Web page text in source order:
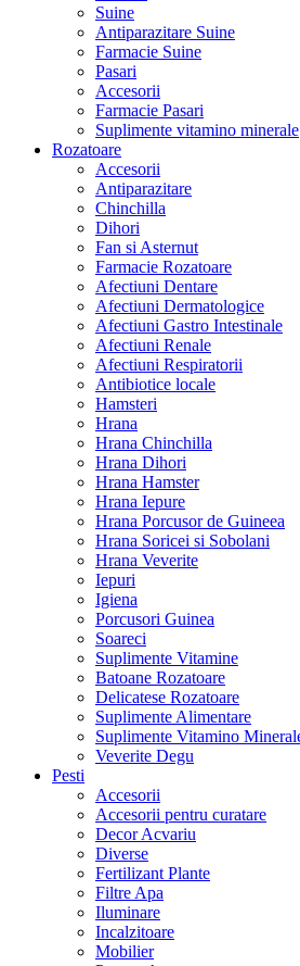
Suine
Antiparazitare Suine
Farmacie Suine
Pasari
Accesorii
Farmacie Pasari
Suplimente vitamino minerale
Rozatoare
Accesorii
Antiparazitare
Chinchilla
Dihori
Fan si Asternut
Farmacie Rozatoare
Afectiuni Dentare
Afectiuni Dermatologice
Afectiuni Gastro Intestinale
Afectiuni Renale
Afectiuni Respiratorii
Antibiotice locale
Hamsteri
Hrana
Hrana Chinchilla
Hrana Dihori
Hrana Hamster
Hrana Iepure
Hrana Porcusor de Guineea
Hrana Soricei si Sobolani
Hrana Veverite
Iepuri
Igiena
Porcusori Guinea
Soareci
Suplimente Vitamine
Batoane Rozatoare
Delicatese Rozatoare
Suplimente Alimentare
Suplimente Vitamino
Veverite Degu
Pesti
Accesorii
Accesorii pentru curatare
Decor Acvariu
Diverse
Fertilizant Plante
Filtre Apa
Iluminare
Incalzitoare
Mobilier